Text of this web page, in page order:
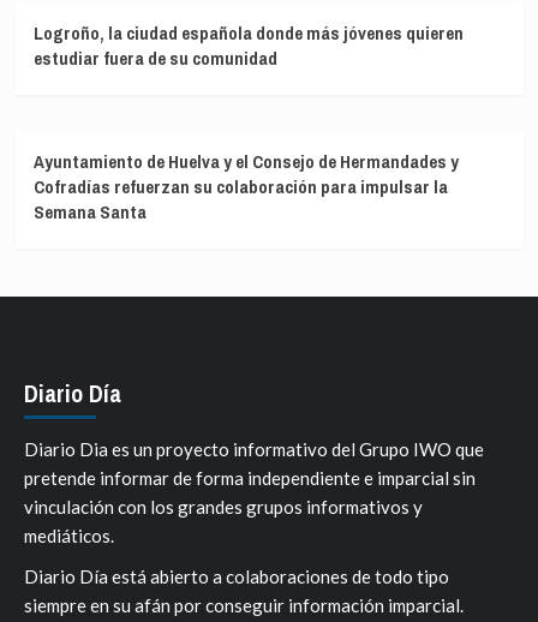
Logroño, la ciudad española donde más jóvenes quieren
estudiar fuera de su comunidad
Ayuntamiento de Huelva y el Consejo de Hermandades y
Cofradías refuerzan su colaboración para impulsar la
Semana Santa
Diario Día
Diario Dia es un proyecto informativo del Grupo IWO que
pretende informar de forma independiente e imparcial sin
vinculación con los grandes grupos informativos y
mediáticos.
Diario Día está abierto a colaboraciones de todo tipo
siempre en su afán por conseguir información imparcial.